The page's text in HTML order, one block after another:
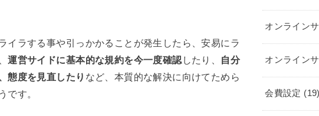
イラする事や引っかかることが発生したら、安易にラ
運営サイドに基本的な規約を今一度確認 したり、 自分
態度を見直したり など、本質的な解決に向けてためら
です。
オンライン
オンライン
会費設定 (19)